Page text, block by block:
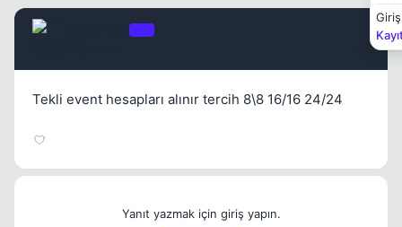
Giriş
Tekli event hesapları alınır tercih 8\8 16/16 24/24
Yanıt yazmak için giriş yapın.